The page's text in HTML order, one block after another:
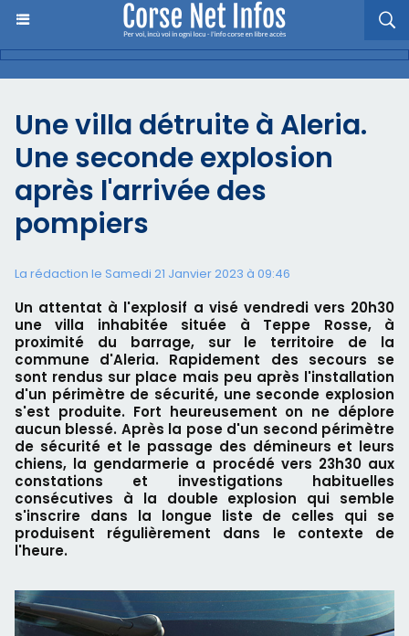
Une villa détruite à Aleria.
Une seconde explosion
après l'arrivée des
pompiers
La rédaction le Samedi 21 Janvier 2023 à 09:46
Un attentat à l'explosif a visé vendredi vers 20h30
une villa inhabitée située à Teppe Rosse, à
proximité du barrage, sur le territoire de la
commune d'Aleria. Rapidement des secours se
sont rendus sur place mais peu après l'installation
d'un périmètre de sécurité, une seconde explosion
s'est produite. Fort heureusement on ne déplore
aucun blessé. Après la pose d'un second périmètre
de sécurité et le passage des démineurs et leurs
chiens, la gendarmerie a procédé vers 23h30 aux
constations et investigations habituelles
consécutives à la double explosion qui semble
s'inscrire dans la longue liste de celles qui se
produisent régulièrement dans le contexte de
l'heure.